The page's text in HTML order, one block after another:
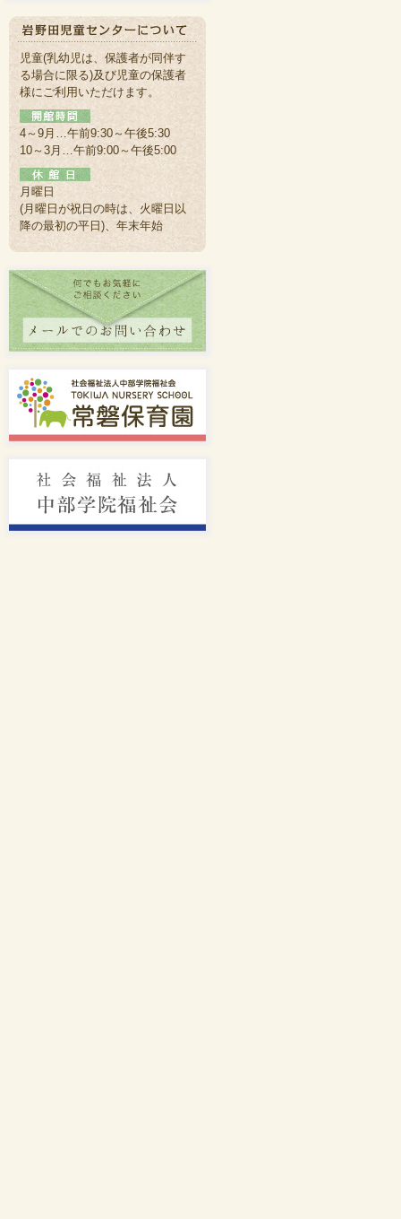
児童(乳幼児は、保護者が同伴す
る場合に限る)及び児童の保護者
様にご利用いただけます。
4～9月…午前9:30～午後5:30
10～3月…午前9:00～午後5:00
月曜日
(月曜日が祝日の時は、火曜日以
降の最初の平日)、年末年始